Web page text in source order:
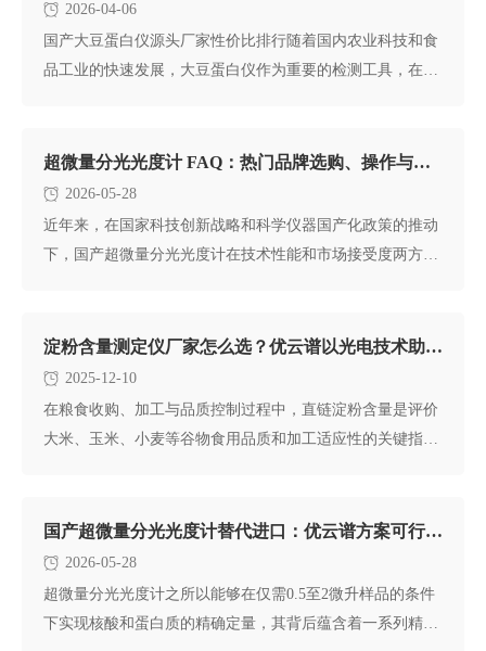
2026-04-06
国产大豆蛋白仪源头厂家性价比排行随着国内农业科技和食
品工业的快速发展，大豆蛋白仪作为重要的检测工具，在粮
超微量分光光度计 FAQ：热门品牌选购、操作与维护全解答
2026-05-28
近年来，在国家科技创新战略和科学仪器国产化政策的推动
下，国产超微量分光光度计在技术性能和市场接受度两方面
淀粉含量测定仪厂家怎么选？优云谱以光电技术助力粮食品质精准检测
2025-12-10
在粮食收购、加工与品质控制过程中，直链淀粉含量是评价
大米、玉米、小麦等谷物食用品质和加工适应性的关键指
国产超微量分光光度计替代进口：优云谱方案可行性评估
2026-05-28
超微量分光光度计之所以能够在仅需0.5至2微升样品的条件
下实现核酸和蛋白质的精确定量，其背后蕴含着一系列精巧